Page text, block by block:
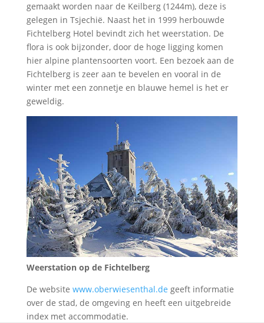
gemaakt worden naar de Keilberg (1244m), deze is
gelegen in Tsjechië. Naast het in 1999 herbouwde
Fichtelberg Hotel bevindt zich het weerstation. De
flora is ook bijzonder, door de hoge ligging komen
hier alpine plantensoorten voort. Een bezoek aan de
Fichtelberg is zeer aan te bevelen en vooral in de
winter met een zonnetje en blauwe hemel is het er
geweldig.
Weerstation op de Fichtelberg
De website www.oberwiesenthal.de geeft informatie
over de stad, de omgeving en heeft een uitgebreide
index met accommodatie.